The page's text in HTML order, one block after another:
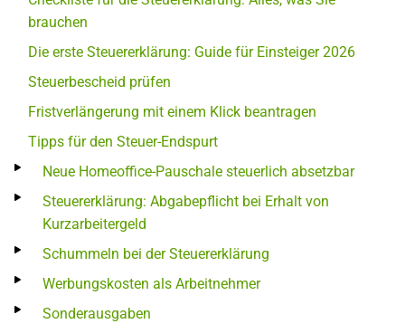
brauchen
Die erste Steuererklärung: Guide für Einsteiger 2026
Steuerbescheid prüfen
Fristverlängerung mit einem Klick beantragen
Tipps für den Steuer-Endspurt
Neue Homeoffice-Pauschale steuerlich absetzbar
Steuererklärung: Abgabepflicht bei Erhalt von
Kurzarbeitergeld
Schummeln bei der Steuererklärung
Werbungskosten als Arbeitnehmer
Sonderausgaben